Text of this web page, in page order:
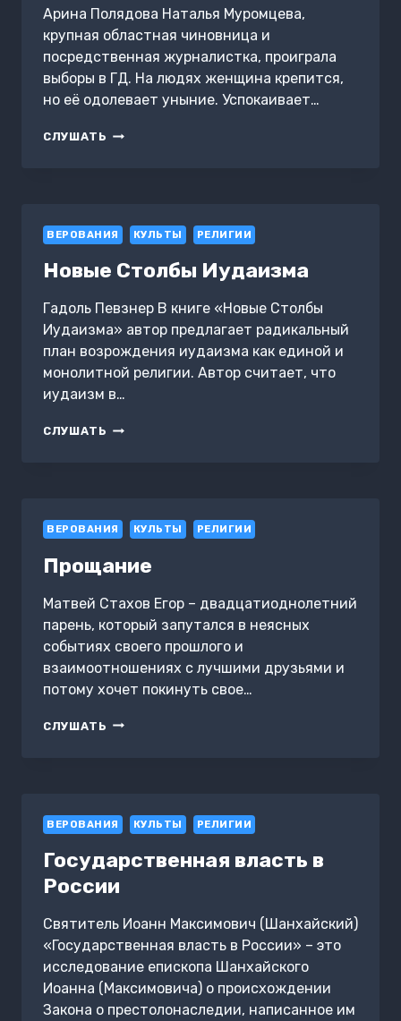
Арина Полядова Наталья Муромцева,
крупная областная чиновница и
посредственная журналистка, проиграла
выборы в ГД. На людях женщина крепится,
но её одолевает уныние. Успокаивает…
СЛУШАТЬ СЕМИНАР
ВЕРОВАНИЯ КУЛЬТЫ РЕЛИГИИ
Новые Столбы Иудаизма
Гадоль Певзнер В книге «Новые Столбы
Иудаизма» автор предлагает радикальный
план возрождения иудаизма как единой и
монолитной религии. Автор считает, что
иудаизм в…
СЛУШАТЬ НОВЫЕ
ВЕРОВАНИЯ КУЛЬТЫ РЕЛИГИИ
Прощание
Матвей Стахов Егор – двадцатиоднолетний
парень, который запутался в неясных
событиях своего прошлого и
взаимоотношениях с лучшими друзьями и
потому хочет покинуть свое…
СЛУШАТЬ ПРОЩАНИЕ
ВЕРОВАНИЯ КУЛЬТЫ РЕЛИГИИ
Государственная власть в
России
Святитель Иоанн Максимович (Шанхайский)
«Государственная власть в России» – это
исследование епископа Шанхайского
Иоанна (Максимовича) о происхождении
Закона о престолонаследии, написанное им